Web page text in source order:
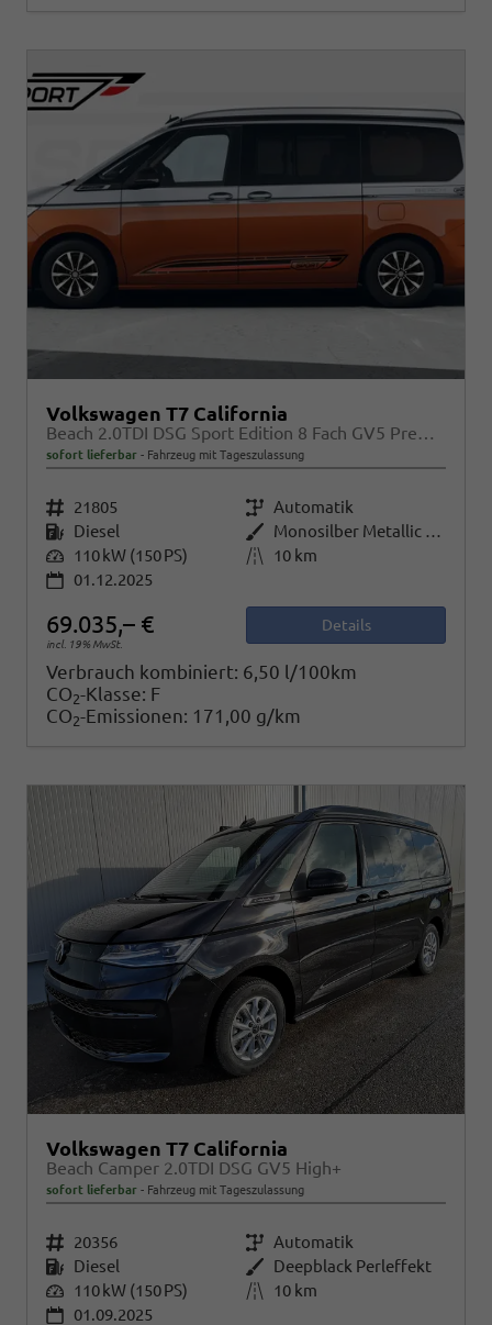
Volkswagen T7 California
Beach 2.0TDI DSG Sport Edition 8 Fach GV5 Premium+
sofort lieferbar Fahrzeug mit Tageszulassung
Fahrzeugnr. 21805 Getriebe Automatik
Kraftstoff Diesel Außenfarbe
Monosilber Metallic / Energetic Orange Metallic
Leistung 110 kW (150 PS) Kilometerstand
10 km
01.12.2025
69.035,– €
incl. 19% MwSt.
Details
Verbrauch kombiniert: 6,50 l/100km
CO2-Klasse: F
CO2-Emissionen: 171,00 g/km
Volkswagen T7 California
Beach Camper 2.0TDI DSG GV5 High+
sofort lieferbar Fahrzeug mit Tageszulassung
Fahrzeugnr. 20356 Getriebe Automatik
Kraftstoff Diesel Außenfarbe Deepblack Perleffekt
Leistung 110 kW (150 PS) Kilometerstand
10 km
01.09.2025